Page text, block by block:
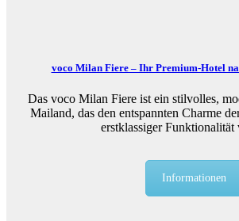
voco Milan Fiere – Ihr Premium-Hotel
Das voco Milan Fiere ist ein stilvolles,
Mailand, das den entspannten Charme
erstklassiger Funktionalität
Informationen